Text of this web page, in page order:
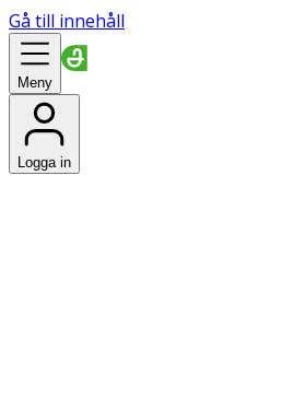
Gå till innehåll
Meny
Logga in